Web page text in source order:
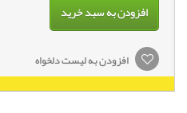
افزودن به سبد خرید
افزودن به لیست دلخواه